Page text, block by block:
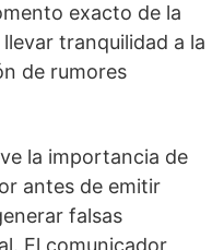
exacto de la
tranquilidad a la
de rumores
la importancia de
antes de emitir
falsas
El comunicador